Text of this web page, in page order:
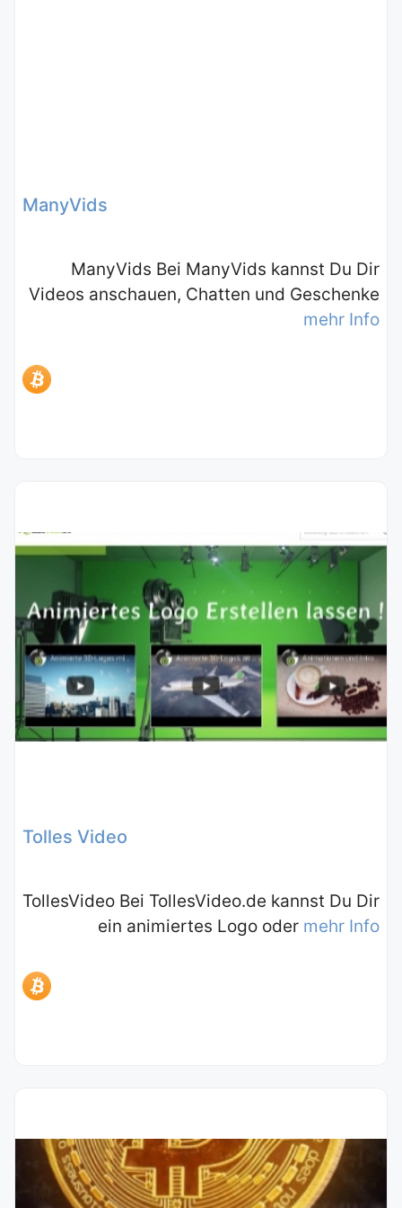
ManyVids
ManyVids Bei ManyVids kannst Du Dir
Videos anschauen, Chatten und Geschenke
mehr Info
Tolles Video
TollesVideo Bei TollesVideo.de kannst Du Dir
ein animiertes Logo oder mehr Info